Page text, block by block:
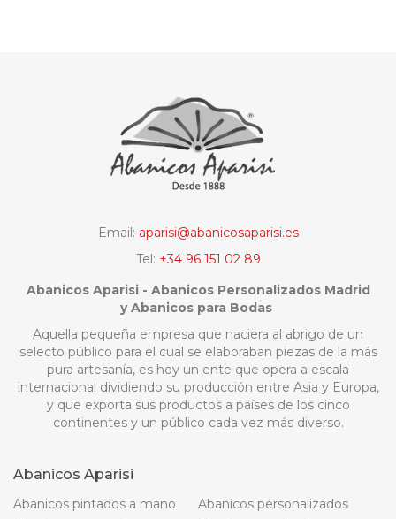
Email: aparisi@abanicosaparisi.es
Tel: +34 96 151 02 89
Abanicos Aparisi - Abanicos Personalizados Madrid
y Abanicos para Bodas
Aquella pequeña empresa que naciera al abrigo de un
selecto público para el cual se elaboraban piezas de la más
pura artesanía, es hoy un ente que opera a escala
internacional dividiendo su producción entre Asia y Europa,
y que exporta sus productos a países de los cinco
continentes y un público cada vez más diverso.
Abanicos Aparisi
Abanicos pintados a mano
Abanicos personalizados